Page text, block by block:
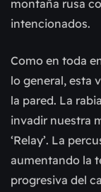
montaña rusa
intencionados.
Como en toda
lo general, esta
la pared. La
invadir nuestra
‘Relay’. La
aumentando la
progresiva del